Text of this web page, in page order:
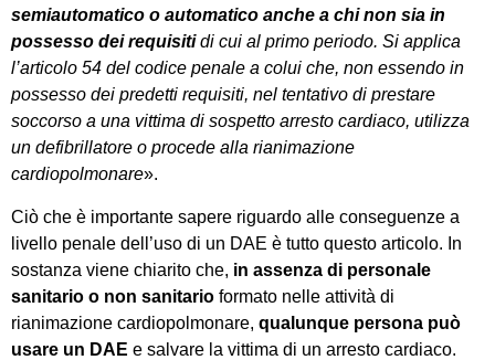
semiautomatico o automatico anche a chi non sia in
possesso dei requisitidi cui al primo periodo. Si applica
l’articolo 54 del codice penale a colui che, non essendo in
possesso dei predetti requisiti, nel tentativo di prestare
soccorso a una vittima di sospetto arresto cardiaco, utilizza
un defibrillatore o procede alla rianimazione
cardiopolmonare».
Ciò che è importante sapere riguardo alle conseguenze a
livello penale dell’uso di un DAE è tutto questo articolo. In
sostanza viene chiarito che, in assenza di personale
sanitario o non sanitario formato nelle attività di
rianimazione cardiopolmonare, qualunque persona può
usare un DAE e salvare la vittima di un arresto cardiaco.